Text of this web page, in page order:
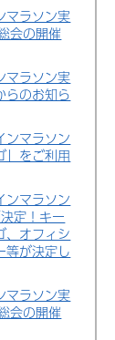
マラソン実
会の開催
マラソン実
らのお知ら
ンマラソン
」をご利用
ンマラソン
定！キー
、オフィシ
等が決定し
マラソン実
会の開催